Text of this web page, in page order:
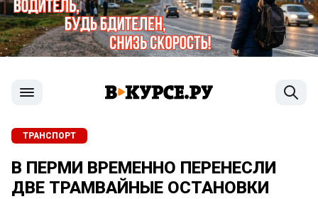
ТРАНСПОРТ
​В ПЕРМИ ВРЕМЕННО ПЕРЕНЕСЛИ
ДВЕ ТРАМВАЙНЫЕ ОСТАНОВКИ